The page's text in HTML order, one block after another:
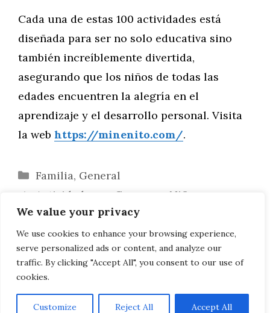
We value your privacy
We use cookies to enhance your browsing experience,
serve personalized ads or content, and analyze our
traffic. By clicking "Accept All", you consent to our use of
cookies.
Customize Reject All Accept All
Cada una de estas 100 actividades está
diseñada para ser no solo educativa sino
también increíblemente divertida,
asegurando que los niños de todas las
edades encuentren la alegría en el
aprendizaje y el desarrollo personal. Visita
la web https://minenito.com/.
Categorías
Familia, General
Actividades en Casa para Niños:
Estimulando el Aprendizaje en Cada Etapa
Yoga y Mindfulness para Niños:
Adaptando Prácticas Según su Desarrollo